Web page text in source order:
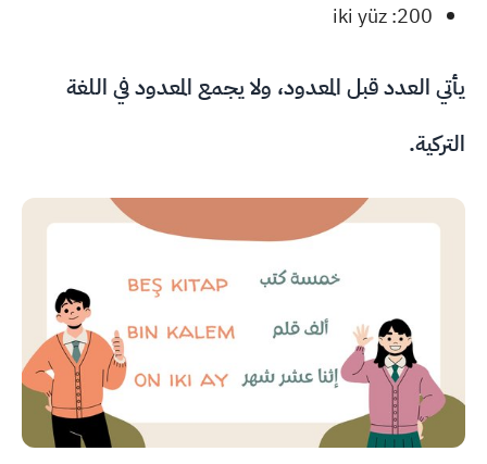
200: iki yüz
يأتي العدد قبل المعدود، ولا يجمع المعدود في اللغة
التركية.